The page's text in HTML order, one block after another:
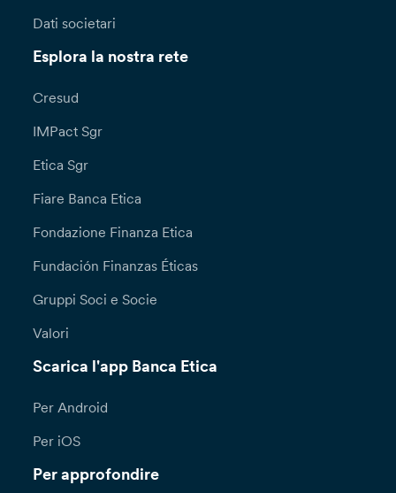
Dati societari
Esplora la nostra rete
Cresud
IMPact Sgr
Etica Sgr
Fiare Banca Etica
Fondazione Finanza Etica
Fundación Finanzas Éticas
Gruppi Soci e Socie
Valori
Scarica l'app Banca Etica
Per Android
Per iOS
Per approfondire